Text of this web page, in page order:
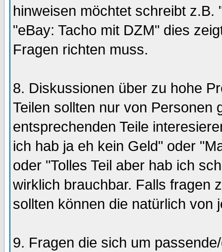
hinweisen möchtet schreibt
"eBay: Tacho mit DZM" dies
Fragen richten muss.
8. Diskussionen über zu hohe
Teilen sollten nur von Personen
entsprechenden Teile
ich hab ja eh kein Geld" oder
oder "Tolles Teil aber hab ich
wirklich brauchbar. Falls fragen
sollten können die natürlich von
9. Fragen die sich um